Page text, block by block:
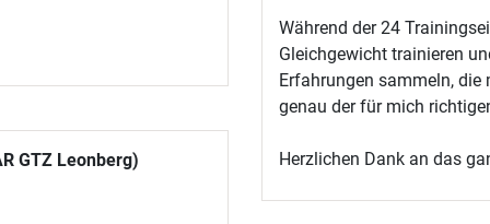
GTZ Leonberg)
Während der 24
Gleichgewicht trainieren
Erfahrungen sammeln, die
genau der für mich
Herzlichen Dank an das